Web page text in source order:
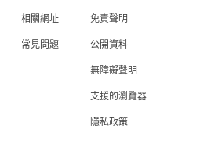
相關網址
常見問題
免責聲明
公開資料
無障礙聲明
支援的瀏覽器
隱私政策